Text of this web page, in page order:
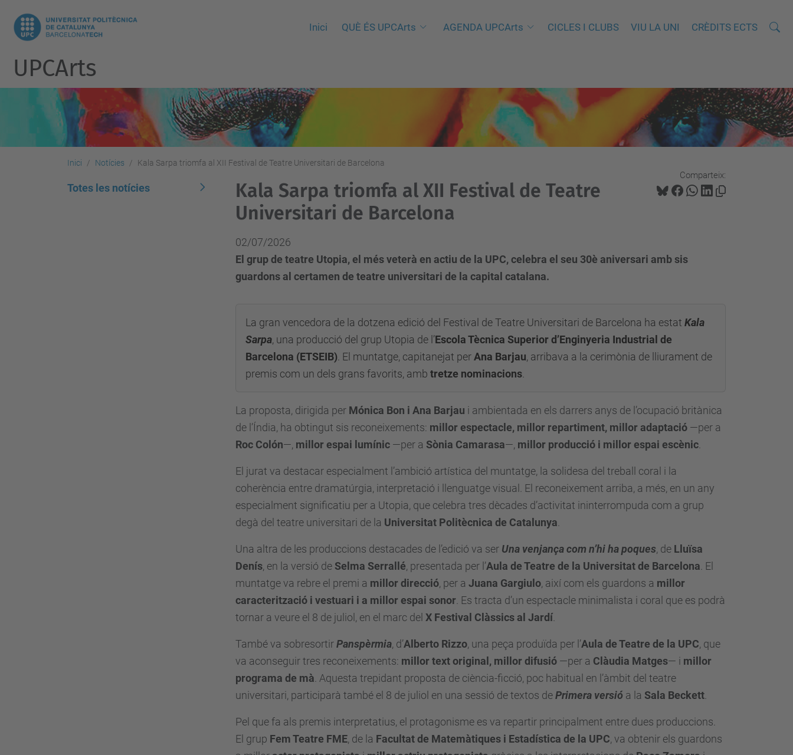
Inici QUÈ ÉS UPCArts AGENDA UPCArts CICLES I CLUBS VIU LA UNI CRÈDITS ECTS Cerca
C
a
a
v
a
UPCArts
Inici Notícies Kala Sarpa triomfa al XII Festival de Teatre Universitari de Barcelona
Comparteix:
Kala Sarpa triomfa al XII Festival de Teatre
Universitari de Barcelona
02/07/2026
El grup de teatre Utopia, el més veterà en actiu de la UPC, celebra el seu 30è aniversari amb sis
guardons al certamen de teatre universitari de la capital catalana.
La gran vencedora de la dotzena edició del Festival de Teatre Universitari de Barcelona ha estat Kala
Sarpa, una producció del grup Utopia de l’Escola Tècnica Superior d’Enginyeria Industrial de
Barcelona (ETSEIB) . El muntatge, capitanejat perAna Barjau, arribava a la cerimònia de lliurament de
premis com un dels grans favorits, amb tretze nominacions
La proposta, dirigida per Mónica Bon i Ana Barjau i ambientada en els darrers anys de l’ocupació britànica
de l’Índia, ha obtingut sis reconeixements: millor espectacle, millor repartiment, millor adaptació —per a
Roc Colón—, millor espai lumínic —per a Sònia Camarasa—, millor producció i millor espai escènic
El jurat va destacar especialment l’ambició artística del muntatge, la solidesa del treball coral i la
coherència entre dramatúrgia, interpretació i llenguatge visual. El reconeixement arriba, a més, en un any
especialment significatiu per a Utopia, que celebra tres dècades d’activitat ininterrompuda com a grup
degà del teatre universitari de la Universitat Politècnica de Catalunya
Una altra de les produccions destacades de l’edició va ser Una venjança com n’hi ha poques, de Lluïsa
Denís, en la versió de Selma Serrallé, presentada per l’Aula de Teatre de la Universitat de Barcelona . El
muntatge va rebre el premi a millor direcció, per a Juana Gargiulo, així com els guardons a millor
caracterització i vestuari i a millor espai sonor . Es tracta d’un espectacle minimalista i coral que es podrà
tornar a veure el 8 de juliol, en el marc del X Festival Clàssics al Jardí
També va sobresortirPanspèrmia, d’Alberto Rizzo, una peça produïda per l’Aula de Teatre de la UPC, que
va aconseguir tres reconeixements: millor text original, millor difusió —per a Clàudia Matges— i millor
programa de mà . Aquesta trepidant proposta de ciència-ficció, poc habitual en l’àmbit del teatre
universitari, participarà també el 8 de juliol en una sessió de textos dePrimera versió a la Sala Beckett
Pel que fa als premis interpretatius, el protagonisme es va repartir principalment entre dues produccions.
El grup Fem Teatre FME, de la Facultat de Matemàtiques i Estadística de la UPC, va obtenir els guardons
Totes les notícies